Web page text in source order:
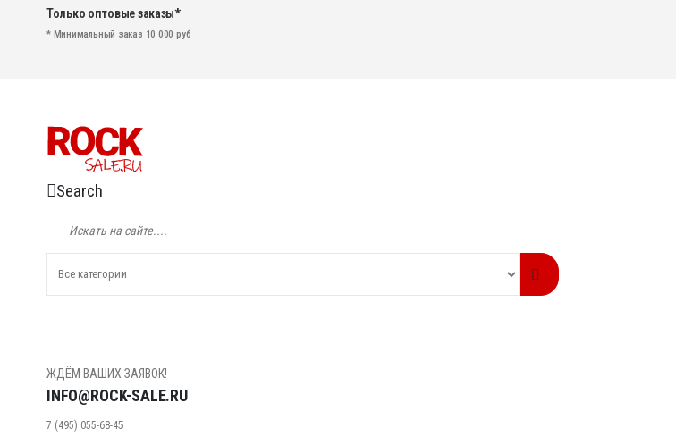
Только оптовые заказы*
* Минимальный заказ 10 000 руб
Search
ЖДЁМ ВАШИХ ЗАЯВОК!
INFO@ROCK-SALE.RU
7 (495) 055-68-45